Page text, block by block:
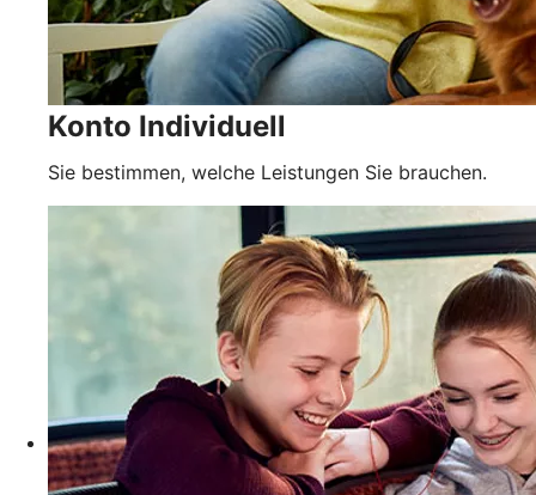
Konto Individuell
Sie bestimmen, welche Leistungen Sie brauchen.